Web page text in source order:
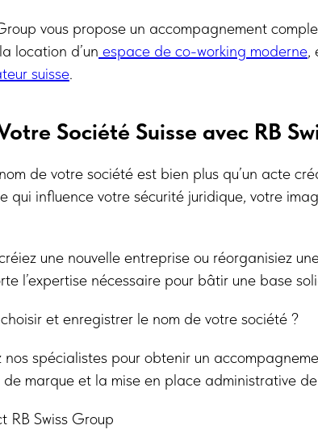
vous propose un accompagnement
location d’un espace de co-working moderne,
suisse.
Société Suisse avec RB
de votre société est bien plus qu’un acte
qui influence votre sécurité juridique, votre
une nouvelle entreprise ou réorganisiez
l’expertise nécessaire pour bâtir une base
et enregistrer le nom de votre société ?
spécialistes pour obtenir un
marque et la mise en place administrative
RB Swiss Group